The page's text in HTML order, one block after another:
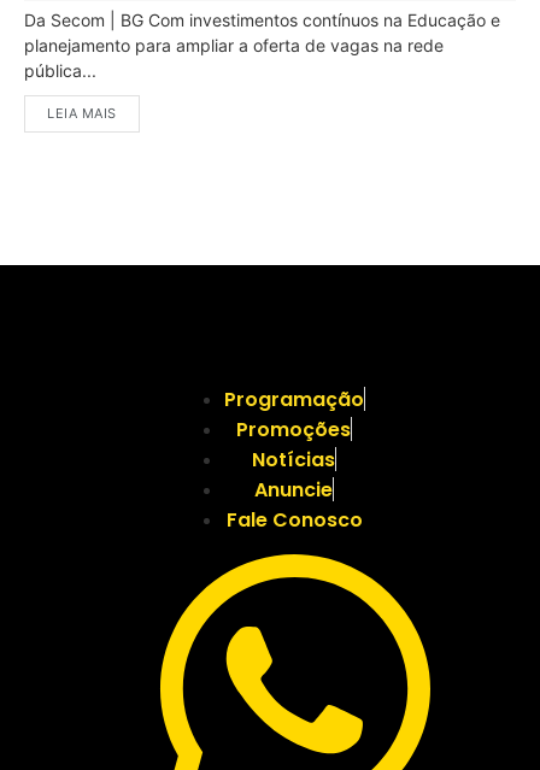
Da Secom | BG Com investimentos contínuos na Educação e
planejamento para ampliar a oferta de vagas na rede
pública...
LEIA MAIS
Programação
Promoções
Notícias
Anuncie
Fale Conosco